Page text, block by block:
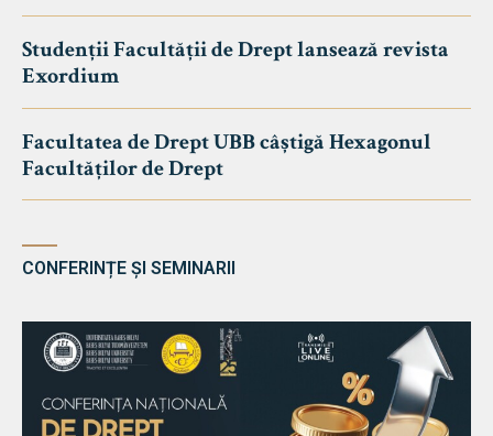
Studenții Facultății de Drept lansează revista
Exordium
Facultatea de Drept UBB câștigă Hexagonul
Facultăților de Drept
CONFERINȚE ȘI SEMINARII